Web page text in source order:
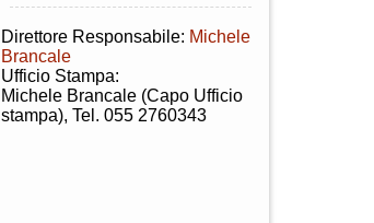
Direttore Responsabile: Michele
Brancale
Ufficio Stampa:
Michele Brancale (Capo Ufficio
stampa), Tel. 055 2760343